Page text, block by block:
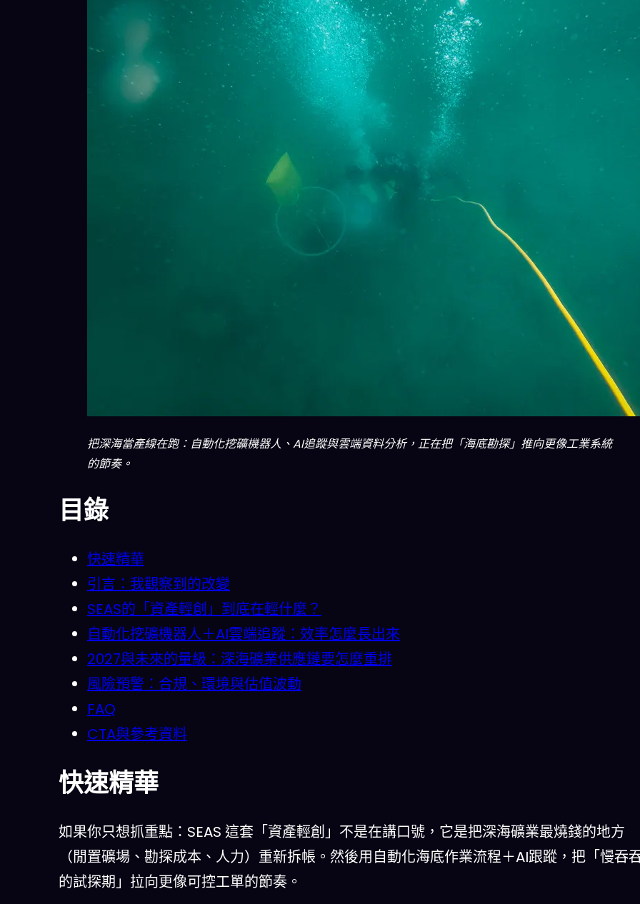
把深海當產線在跑：自動化挖礦機器人、AI追蹤與雲端資料分析，正在把「海底勘探」推向更像工業系統
的節奏。
目錄
快速精華
引言：我觀察到的改變
SEAS的「資產輕創」到底在輕什麼？
自動化挖礦機器人＋AI雲端追蹤：效率怎麼長出來
2027與未來的量級：深海礦業供應鏈要怎麼重排
風險預警：合規、環境與估值波動
FAQ
CTA與參考資料
快速精華
如果你只想抓重點：SEAS 這套「資產輕創」不是在講口號，它是把深海礦業最燒錢的地方
（閒置礦場、勘探成本、人力）重新拆帳。然後用自動化海底作業流程＋AI跟蹤，把「慢吞
的試探期」拉向更像可控工單的節奏。